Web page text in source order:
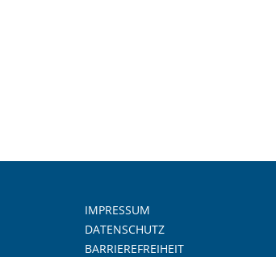
IMPRESSUM
DATENSCHUTZ
BARRIEREFREIHEIT